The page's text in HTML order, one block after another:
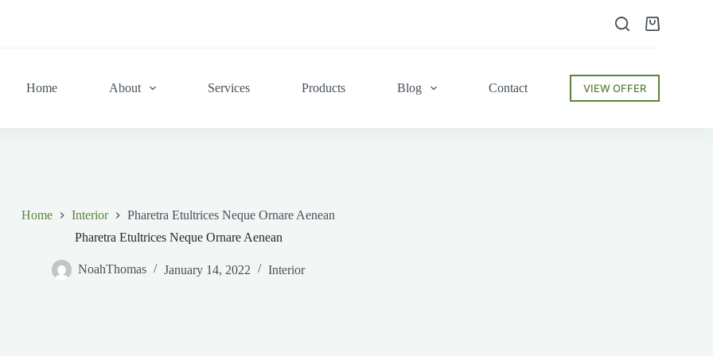
Shopping
Home About Services Products Blog Contact VIEW OFFER
Home Interior
Pharetra Etultrices Neque Ornare Aenean
Pharetra Etultrices Neque Ornare Aenean
NoahThomas January 14, 2022 Interior